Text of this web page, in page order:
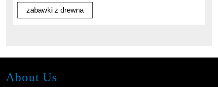
zabawki z drewna
About Us